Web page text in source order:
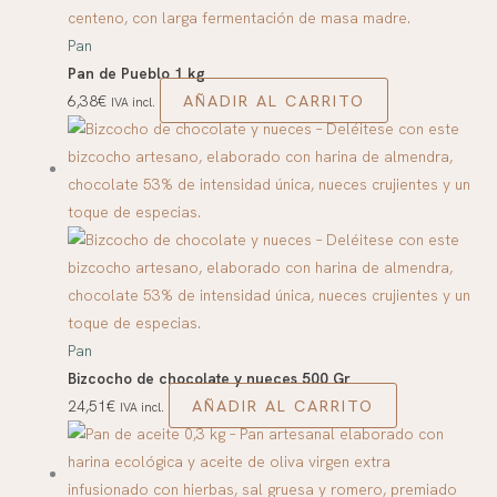
Pan
Pan de Pueblo 1 kg
6,38€ IVA incl. AÑADIR AL CARRITO
Pan
Bizcocho de chocolate y nueces 500 Gr
24,51€ IVA incl. AÑADIR AL CARRITO